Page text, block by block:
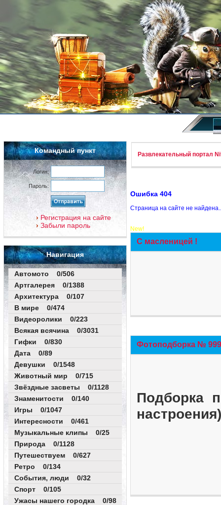
Командный пункт
Логин:
Пароль:
Регистрация на сайте
Забыли пароль
Навигация
Автомото 0/506
Артгалерея 0/1388
Архитектура 0/107
В мире 0/474
Видеоролики 0/223
Всякая всячина 0/3031
Гифки 0/830
Дата 0/89
Девушки 0/1548
Животный мир 0/715
Звёздные засветы 0/1128
Знаменитости 0/140
Игры 0/1047
Интересности 0/461
Музыкальные клипы 0/25
Природа 0/1128
Путешествуем 0/627
Ретро 0/134
События, люди 0/32
Спорт 0/105
Ужасы нашего городка 0/98
Развлекательный портал
Ошибка 404
Страница на сайте не
New!
С масленицей !
Фотоподборка №
Подборка